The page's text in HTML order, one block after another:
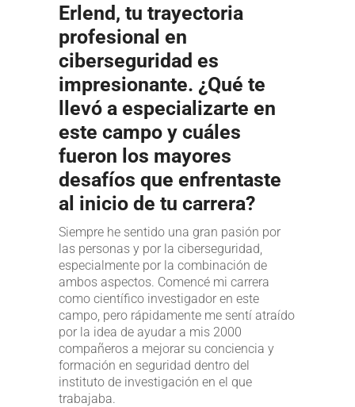
Erlend, tu trayectoria
profesional en
ciberseguridad es
impresionante. ¿Qué te
llevó a especializarte en
este campo y cuáles
fueron los mayores
desafíos que enfrentaste
al inicio de tu carrera?
Siempre he sentido una gran pasión por
las personas y por la ciberseguridad,
especialmente por la combinación de
ambos aspectos. Comencé mi carrera
como científico investigador en este
campo, pero rápidamente me sentí atraído
por la idea de ayudar a mis 2000
compañeros a mejorar su conciencia y
formación en seguridad dentro del
instituto de investigación en el que
trabajaba.